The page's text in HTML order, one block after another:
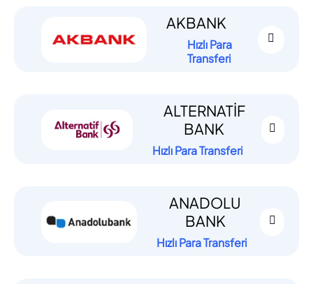
AKBANK
Hızlı Para
Transferi
ALTERNATİF
BANK
Hızlı Para Transferi
ANADOLU
BANK
Hızlı Para Transferi